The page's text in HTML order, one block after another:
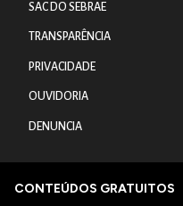
SAC DO SEBRAE
TRANSPARÊNCIA
PRIVACIDADE
OUVIDORIA
DENUNCIA
CONTEÚDOS GRATUITOS